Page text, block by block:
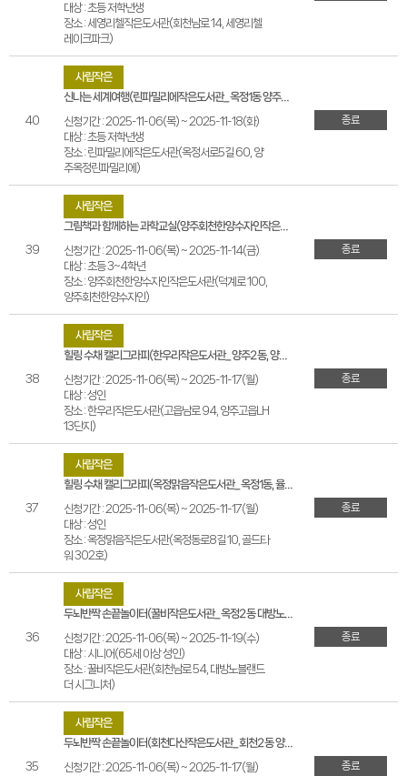
대상 : 초등 저학년생
장소 : 세영리첼작은도서관(회천남로 14, 세영리첼
레이크파크)
40
사립작은
신나는 세계여행(린파밀리에작은도서관_옥정1동 양주옥정린파밀리에)
신청기간 : 2025-11-06(목) ~ 2025-11-18(화)
대상 : 초등 저학년생
장소 : 린파밀리에작은도서관(옥정서로5길 60, 양
주옥정린파밀리에)
종료
39
사립작은
그림책과 함께하는 과학교실(양주회천한양수자인작은도서관_회천2동 양주회천한양수자인)
신청기간 : 2025-11-06(목) ~ 2025-11-14(금)
대상 : 초등 3~4학년
장소 : 양주회천한양수자인작은도서관(덕계로 100,
양주회천한양수자인)
종료
38
사립작은
힐링 수채 캘리그라피(한우리작은도서관_양주2동, 양주고읍LH13단지)
신청기간 : 2025-11-06(목) ~ 2025-11-17(월)
대상 : 성인
장소 : 한우리작은도서관(고읍남로 94, 양주고읍LH
13단지)
종료
37
사립작은
힐링 수채 캘리그라피(옥정맑음작은도서관_옥정1동, 율정마을 7,8단지 사거리 골드타워)
신청기간 : 2025-11-06(목) ~ 2025-11-17(월)
대상 : 성인
장소 : 옥정맑음작은도서관(옥정동로8길 10, 골드타
워 302호)
종료
36
사립작은
두뇌반짝 손끝놀이터(꿀비작은도서관_옥정2동 대방노블랜드 더 시그니처)
신청기간 : 2025-11-06(목) ~ 2025-11-19(수)
대상 : 시니어(65세 이상 성인)
장소 : 꿀비작은도서관(회천남로 54, 대방노블랜드
더 시그니처)
종료
35
사립작은
두뇌반짝 손끝놀이터(회천다산작은도서관_회천2동 양주회천14단지)
신청기간 : 2025-11-06(목) ~ 2025-11-17(월)
종료